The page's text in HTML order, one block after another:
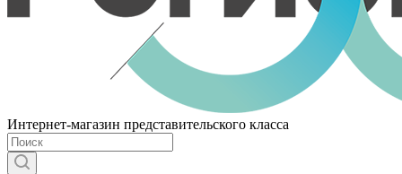
Интернет-магазин представительского класса